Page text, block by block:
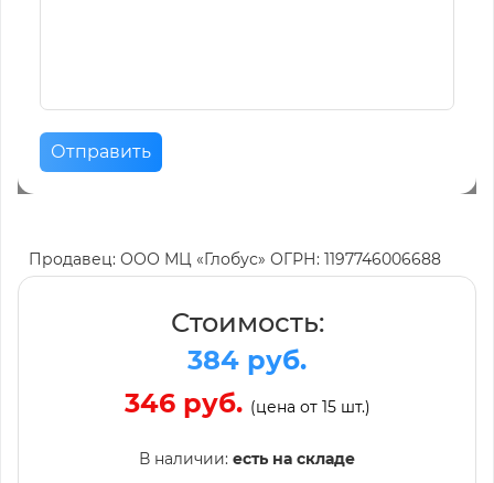
Отправить
Продавец: ООО МЦ «Глобус» ОГРН: 1197746006688
Стоимость:
384 руб.
346 руб. (цена от 15 шт.)
В наличии: есть на складе